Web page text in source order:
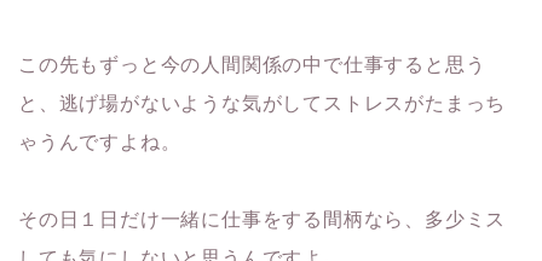
この先もずっと今の人間関係の中で仕事すると思う
と、逃げ場がないような気がしてストレスがたまっち
ゃうんですよね。
その日１日だけ一緒に仕事をする間柄なら、多少ミス